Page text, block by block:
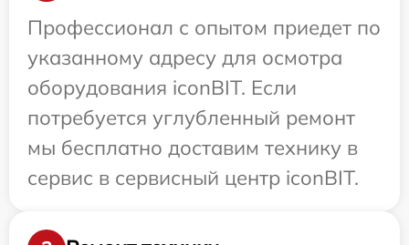
Профессионал с опытом приедет по
указанному адресу для осмотра
оборудования iconBIT. Если
потребуется углубленный ремонт
мы бесплатно доставим технику в
сервис в сервисный центр iconBIT.